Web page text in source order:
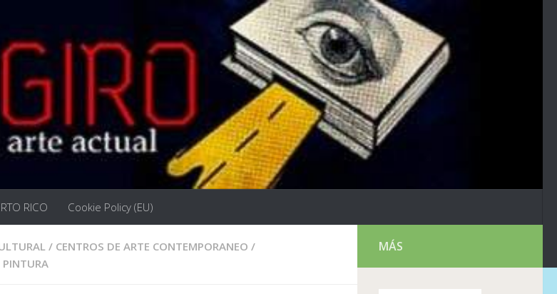
RICO Cookie Policy (EU)
/ CENTROS DE ARTE CONTEMPORANEO /
PINTURA
MÁS